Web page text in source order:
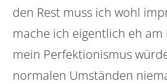
den Rest muss ich wohl
mache ich eigentlich eh
mein Perfektionismus
normalen Umständen